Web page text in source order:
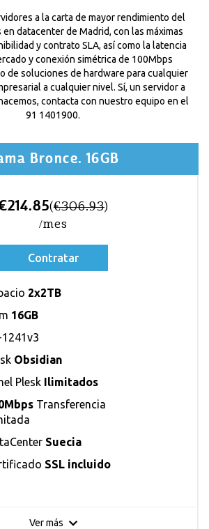
a la carta de mayor rendimiento del
en datacenter de Madrid, con las máximas
y contrato SLA, así como la latencia
y conexión simétrica de 100Mbps
de soluciones de hardware para cualquier
a cualquier nivel. Sí, un servidor a
contacta con nuestro equipo en el
91 1401900.
Bronce. 16GB
(€306.93)
/mes
Contratar
2x2TB
16GB
1241v3
Obsidian
Plesk Ilimitados
Transferencia
Suecia
SSL incluido
Ver más